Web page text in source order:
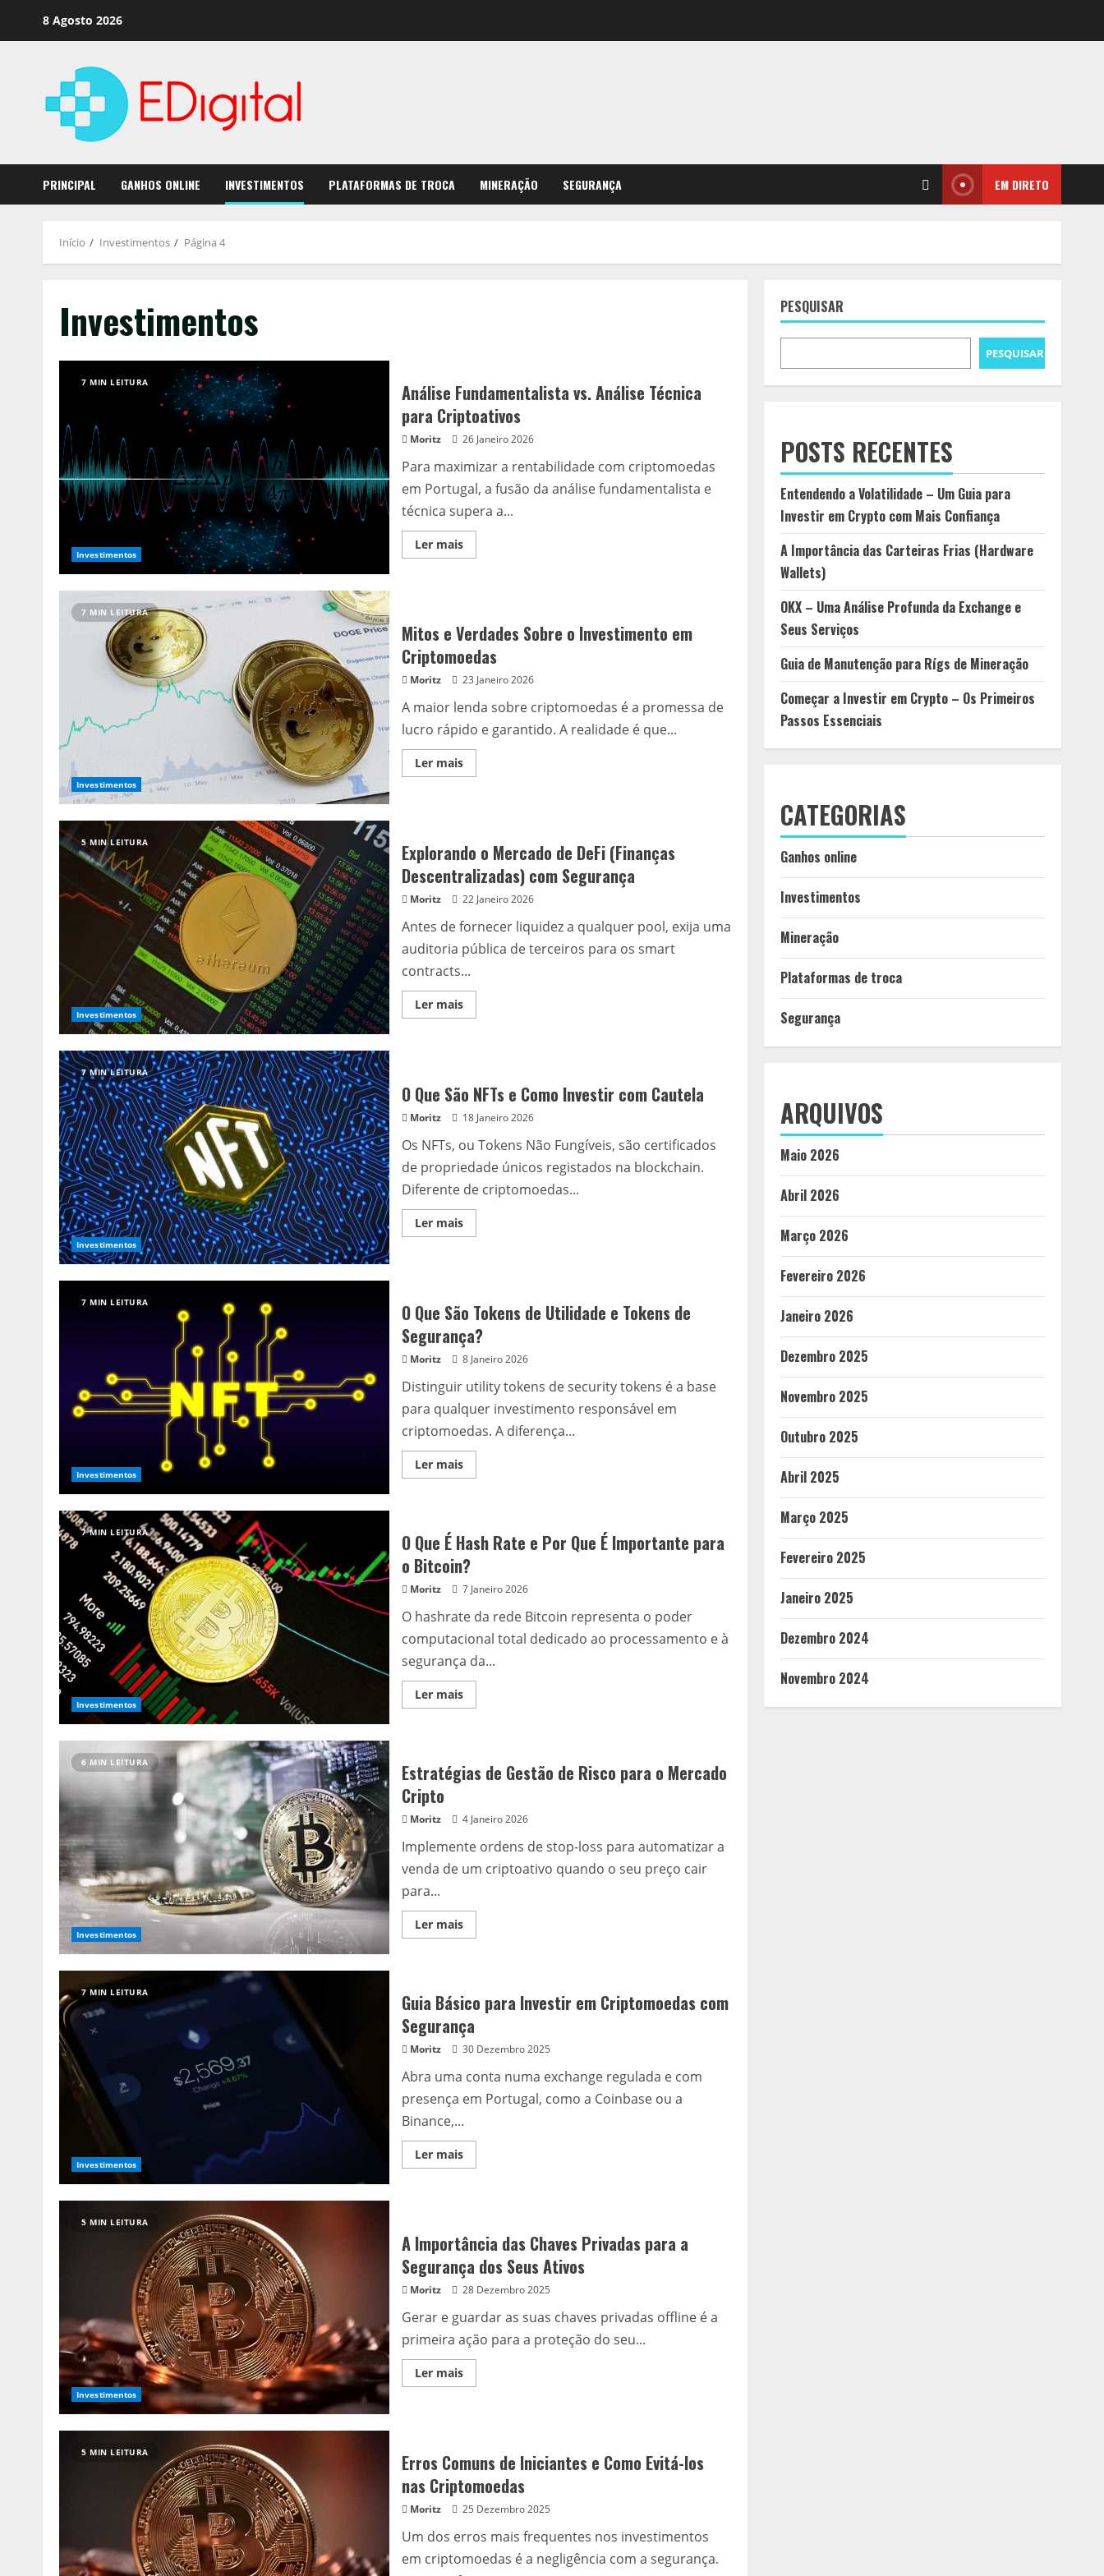
8 Agosto 2026
PRINCIPAL GANHOS ONLINE INVESTIMENTOS PLATAFORMAS DE TROCA MINERAÇÃO SEGURANÇA EM DIRETO
Início Investimentos Página 4
Investimentos
7 MIN LEITURA
Investimentos
Análise Fundamentalista vs. Análise Técnica
para Criptoativos
Moritz 26 Janeiro 2026
Para maximizar a rentabilidade com criptomoedas
em Portugal, a fusão da análise fundamentalista e
técnica supera a...
Ler maisRead
more
Técnica
para
Criptoativos
7 MIN LEITURA
Investimentos
Mitos e Verdades Sobre o Investimento em
Criptomoedas
Moritz 23 Janeiro 2026
A maior lenda sobre criptomoedas é a promessa de
lucro rápido e garantido. A realidade é que...
Ler maisRead
more
o
Investimento
em
Criptomoedas
5 MIN LEITURA
Investimentos
Explorando o Mercado de DeFi (Finanças
Descentralizadas) com Segurança
Moritz 22 Janeiro 2026
Antes de fornecer liquidez a qualquer pool, exija uma
auditoria pública de terceiros para os smart
contracts...
Ler maisRead
more
(Finanças
Descentralizadas)
com
7 MIN LEITURA
Investimentos
O Que São NFTs e Como Investir com Cautela
Moritz 18 Janeiro 2026
Os NFTs, ou Tokens Não Fungíveis, são certificados
de propriedade únicos registados na blockchain.
Diferente de criptomoedas...
Ler maisRead
more
Como
Investir
com
Cautela
7 MIN LEITURA
Investimentos
O Que São Tokens de Utilidade e Tokens de
Segurança?
Moritz 8 Janeiro 2026
Distinguir utility tokens de security tokens é a base
para qualquer investimento responsável em
criptomoedas. A diferença...
Ler maisRead
more
de
Utilidade
e
Tokens
de
7 MIN LEITURA
Investimentos
O Que É Hash Rate e Por Que É Importante para
o Bitcoin?
Moritz 7 Janeiro 2026
O hashrate da rede Bitcoin representa o poder
computacional total dedicado ao processamento e à
segurança da...
Ler maisRead
more
Rate
e
É
para
o
Bitcoin?
6 MIN LEITURA
Investimentos
Estratégias de Gestão de Risco para o Mercado
Cripto
Moritz 4 Janeiro 2026
Implemente ordens de stop-loss para automatizar a
venda de um criptoativo quando o seu preço cair
para...
Ler maisRead
more
Risco
para
o
Mercado
Cripto
7 MIN LEITURA
Investimentos
Guia Básico para Investir em Criptomoedas com
Segurança
Moritz 30 Dezembro 2025
Abra uma conta numa exchange regulada e com
presença em Portugal, como a Coinbase ou a
Binance,...
Ler maisRead
more
em
Criptomoedas
com
Segurança
5 MIN LEITURA
Investimentos
A Importância das Chaves Privadas para a
Segurança dos Seus Ativos
Moritz 28 Dezembro 2025
Gerar e guardar as suas chaves privadas offline é a
primeira ação para a proteção do seu...
Ler maisRead
more
Privadas
para
a
Segurança
dos
Seus
5 MIN LEITURA
Erros Comuns de Iniciantes e Como Evitá-los
nas Criptomoedas
Moritz 25 Dezembro 2025
Um dos erros mais frequentes nos investimentos
em criptomoedas é a negligência com a segurança.
PESQUISAR
PESQUISAR
POSTS RECENTES
Entendendo a Volatilidade – Um Guia para
Investir em Crypto com Mais Confiança
A Importância das Carteiras Frias (Hardware
Wallets)
OKX – Uma Análise Profunda da Exchange e
Seus Serviços
Guia de Manutenção para Rígs de Mineração
Começar a Investir em Crypto – Os Primeiros
Passos Essenciais
CATEGORIAS
Ganhos online
Investimentos
Mineração
Plataformas de troca
Segurança
ARQUIVOS
Maio 2026
Abril 2026
Março 2026
Fevereiro 2026
Janeiro 2026
Dezembro 2025
Novembro 2025
Outubro 2025
Abril 2025
Março 2025
Fevereiro 2025
Janeiro 2025
Dezembro 2024
Novembro 2024